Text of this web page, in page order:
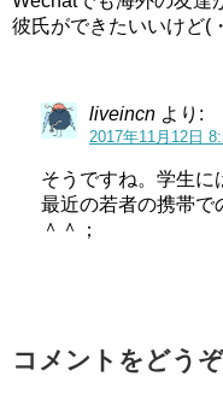
彼氏ができたいいけど(
liveincn より:
2017年11月12日
そうですね。学生に
最近の若者の携帯で
＾＾；
コメントをどうぞ